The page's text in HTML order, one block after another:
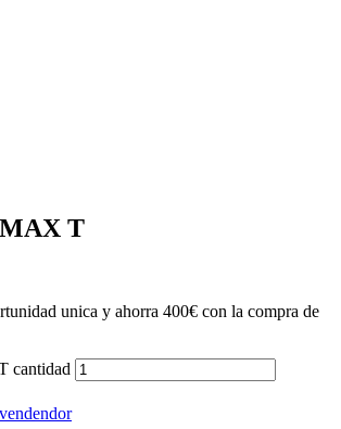
T
unica y ahorra 400€ con la compra de
cantidad